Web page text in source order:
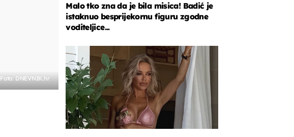
Foto: DNEVNIK.hr
Malo tko zna da je bila misica! Badić je
istaknuo besprijekornu figuru zgodne
voditeljice...